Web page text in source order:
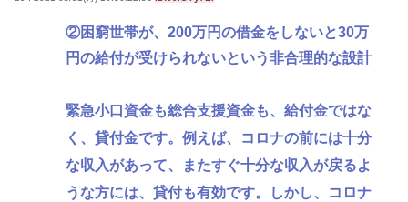
②困窮世帯が、200万円の借金をしないと30万
円の給付が受けられないという非合理的な設計
緊急小口資金も総合支援資金も、給付金ではな
く、貸付金です。例えば、コロナの前には十分
な収入があって、またすぐ十分な収入が戻るよ
うな方には、貸付も有効です。しかし、コロナ